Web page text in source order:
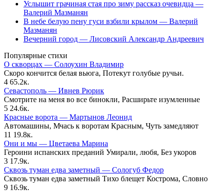
Услышит грачиная стая про зиму рассказ очевидца —
Валерий Мазманян
В небе белую пену гуси взбили крылом — Валерий
Мазманян
Вечерний город — Лисовский Александр Андреевич
Популярные стихи
О скворцах — Солоухин Владимир
Скоро кончится белая вьюга, Потекут голубые ручьи.
4 65.2к.
Севастополь — Ивнев Рюрик
Смотрите на меня во все бинокли, Расширьте изумленные
5 24.6к.
Красные ворота — Мартынов Леонид
Автомашины, Мчась к воротам Красным, Чуть замедляют
11 19.8к.
Они и мы — Цветаева Марина
Героини испанских преданий Умирали, любя, Без укоров
3 17.9к.
Сквозь туман едва заметный — Сологуб Федор
Сквозь туман едва заметный Тихо блещет Кострома, Словно
9 16.9к.